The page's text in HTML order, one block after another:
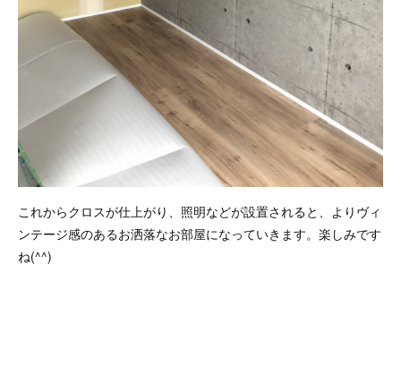
これからクロスが仕上がり、照明などが設置されると、よりヴィ
ンテージ感のあるお洒落なお部屋になっていきます。楽しみです
ね(^^)